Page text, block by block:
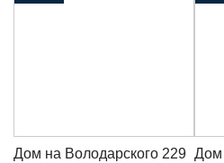
Дом на Володарского 229 Дом